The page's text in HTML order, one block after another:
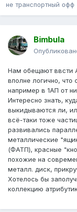
не транспортный офф
Bimbula
Нам обещают ввсти
вполне логично,
например в 1АП от
Интересно знать,
выкидываются ли,
всё-таки тоже
развивались
металлические
(ФАТП), красные
похожие на
металл. диск,
Хотелось бы
коллекцию